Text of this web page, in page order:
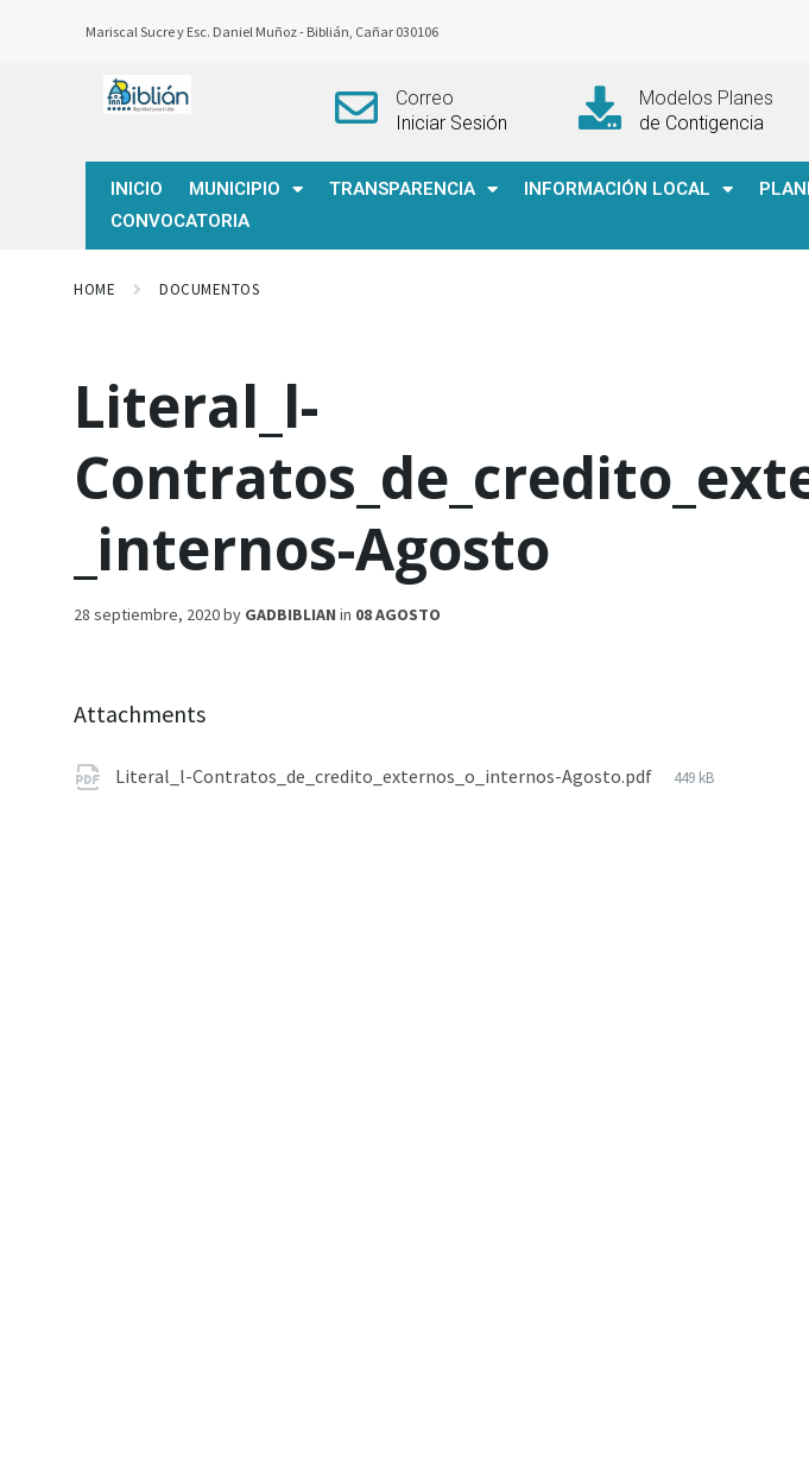
Mariscal Sucre y Esc. Daniel Muñoz - Biblián, Cañar 030106
Correo
Iniciar Sesión
Modelos Planes
de Contigencia
INICIO MUNICIPIO TRANSPARENCIA INFORMACIÓN LOCAL
CONVOCATORIA
HOME DOCUMENTOS
Literal_l-
_internos-Agosto
28 septiembre, 2020by GADBIBLIAN in 08 AGOSTO
Attachments
Literal_l-Contratos_de_credito_externos_o_internos-Agosto.pdf 449 kB